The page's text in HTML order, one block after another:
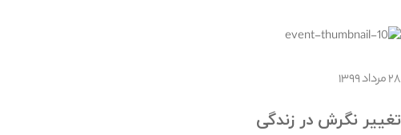
۲۸ مرداد ۱۳۹۹
تغییر نگرش در زندگی